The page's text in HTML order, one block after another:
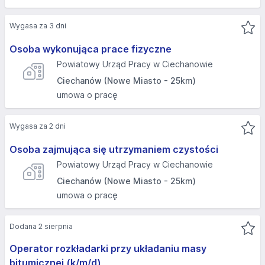
Osoba wykonująca prace fizyczne
Powiatowy Urząd Pracy w Ciechanowie
Ciechanów (Nowe Miasto - 25km)
umowa o pracę
Wygasa za 3 dni
Osoba zajmująca się utrzymaniem czystości
Powiatowy Urząd Pracy w Ciechanowie
Ciechanów (Nowe Miasto - 25km)
umowa o pracę
Wygasa za 2 dni
Operator rozkładarki przy układaniu masy
bitumicznej (k/m/d)
Dodana 2 sierpnia